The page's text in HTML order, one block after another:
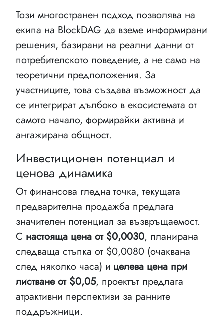
Този многостранен подход позволява на
екипа на BlockDAG да вземе информирани
решения, базирани на реални данни от
потребителското поведение, а не само на
теоретични предположения. За
участниците, това създава възможност да
се интегрират дълбоко в екосистемата от
самото начало, формирайки активна и
ангажирана общност.
Инвестиционен потенциал и
ценова динамика
От финансова гледна точка, текущата
предварителна продажба предлага
значителен потенциал за възвръщаемост.
С настояща цена от $0,0030, планирана
следваща стъпка от $0,0080 (очаквана
след няколко часа) и целева цена при
листване от $0,05, проектът предлага
атрактивни перспективи за ранните
поддръжници.